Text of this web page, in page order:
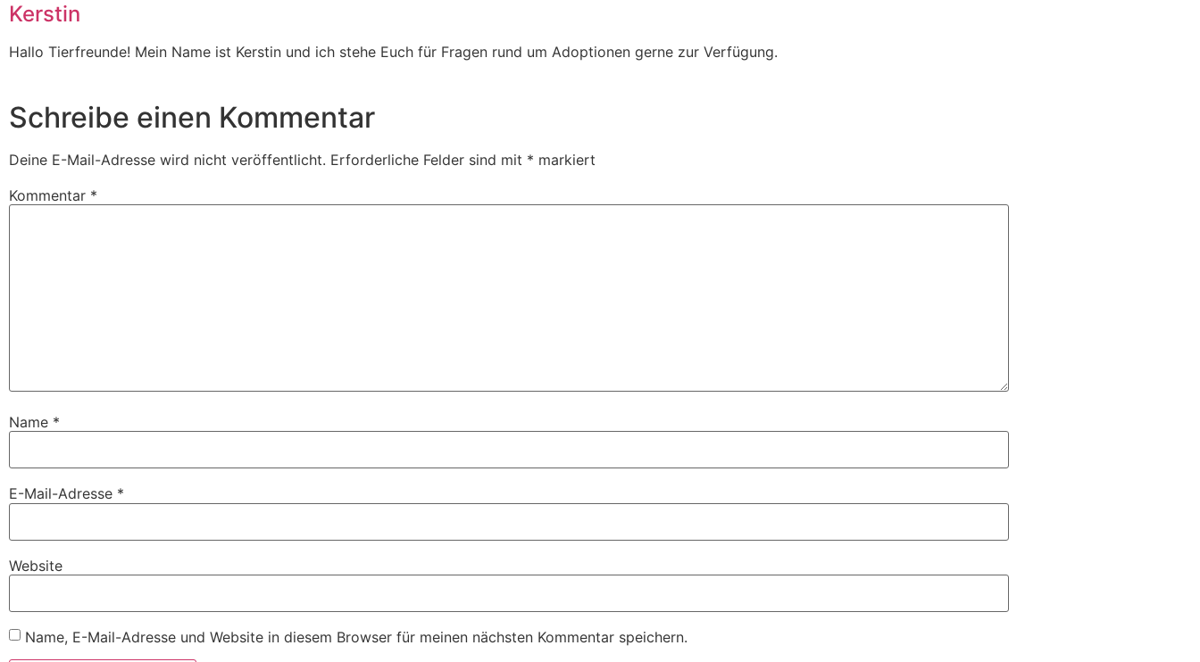
Kerstin
Hallo Tierfreunde! Mein Name ist Kerstin und ich stehe Euch für Fragen rund um Adoptionen gerne zur Verfügung.
Schreibe einen Kommentar
Deine E-Mail-Adresse wird nicht veröffentlicht. Erforderliche Felder sind mit * markiert
Kommentar *
Name *
E-Mail-Adresse *
Website
Name, E-Mail-Adresse und Website in diesem Browser für meinen nächsten Kommentar speichern.